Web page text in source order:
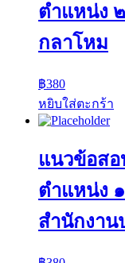
ตำแหน่ง
กลาโหม
฿380
หยิบใส่ตะกร้า
แนวข้อส
ตำแหน่ง
สำนักงาน